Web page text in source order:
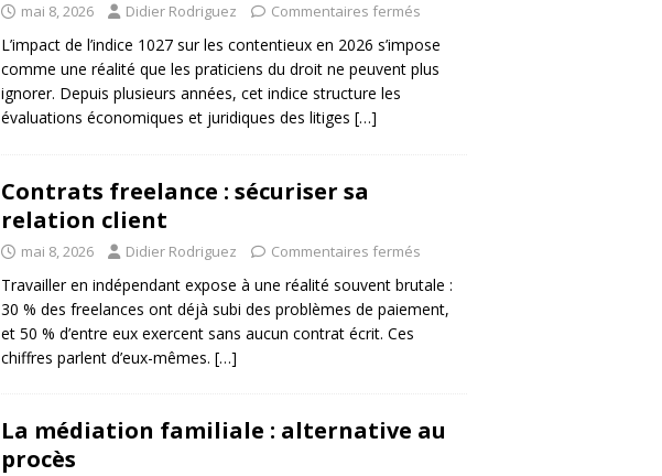
mai 8, 2026 Didier Rodriguez Commentaires fermés
L’impact de l’indice 1027 sur les contentieux en 2026 s’impose
comme une réalité que les praticiens du droit ne peuvent plus
ignorer. Depuis plusieurs années, cet indice structure les
évaluations économiques et juridiques des litiges […]
Contrats freelance : sécuriser sa
relation client
mai 8, 2026 Didier Rodriguez Commentaires fermés
Travailler en indépendant expose à une réalité souvent brutale :
30 % des freelances ont déjà subi des problèmes de paiement,
et 50 % d’entre eux exercent sans aucun contrat écrit. Ces
chiffres parlent d’eux-mêmes. […]
La médiation familiale : alternative au
procès